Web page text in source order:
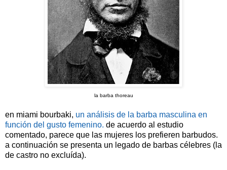
la barba thoreau
en miami bourbaki, un análisis de la barba masculina en
función del gusto femenino. de acuerdo al estudio
comentado, parece que las mujeres los prefieren barbudos.
a continuación se presenta un legado de barbas célebres (la
de castro no excluída).